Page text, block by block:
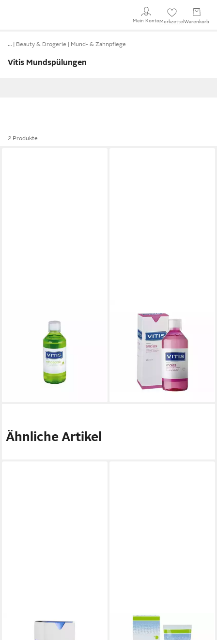
Mein KontoMerkzettel Warenkorb
… Beauty & Drogerie Mund- & Zahnpflege
Vitis Mundspülungen
2 Produkte
Mundspülung
Kieferorthopädie Colutorio
Apfel-Minze-Geschmack,
lieferbar - in 9-11 Werktagen bei
Mundspülung encias colutorio,
(Packung)
20,27 €
(40,54 €/ 1 l)
lieferbar - in 2-3 Werktagen bei dir
Ähnliche Artikel
DENTAID GMBH
Zahnpasta pasta